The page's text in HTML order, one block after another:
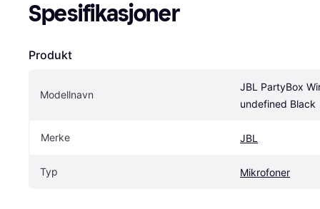
Spesifikasjoner
Produkt
Modellnavn
JBL PartyBox
undefined Black
Merke JBL
Typ Mikrofoner